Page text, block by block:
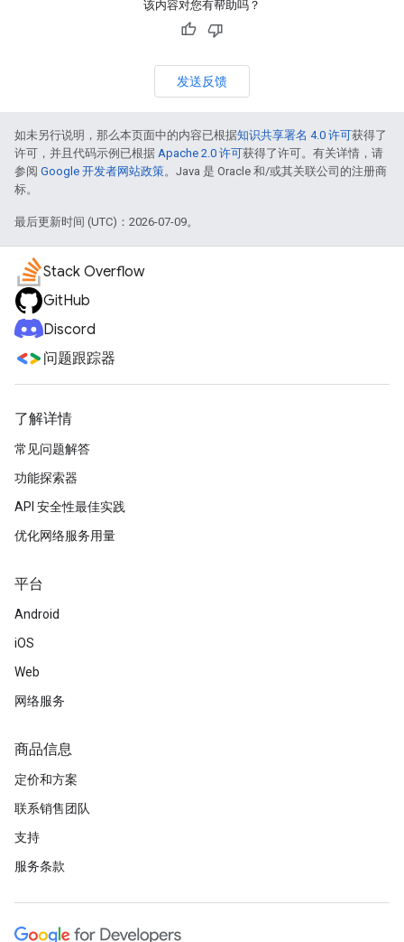
该内容对您有帮助吗？
发送反馈
如未另行说明，那么本页面中的内容已根据知识共享署名 4.0 许可获得了
许可，并且代码示例已根据 Apache 2.0 许可获得了许可。有关详情，请
参阅 Google 开发者网站政策。Java 是 Oracle 和/或其关联公司的注册商
标。
最后更新时间 (UTC)：2026-07-09。
Stack Overflow
GitHub
Discord
问题跟踪器
了解详情
常见问题解答
功能探索器
API 安全性最佳实践
优化网络服务用量
平台
Android
iOS
Web
网络服务
商品信息
定价和方案
联系销售团队
支持
服务条款